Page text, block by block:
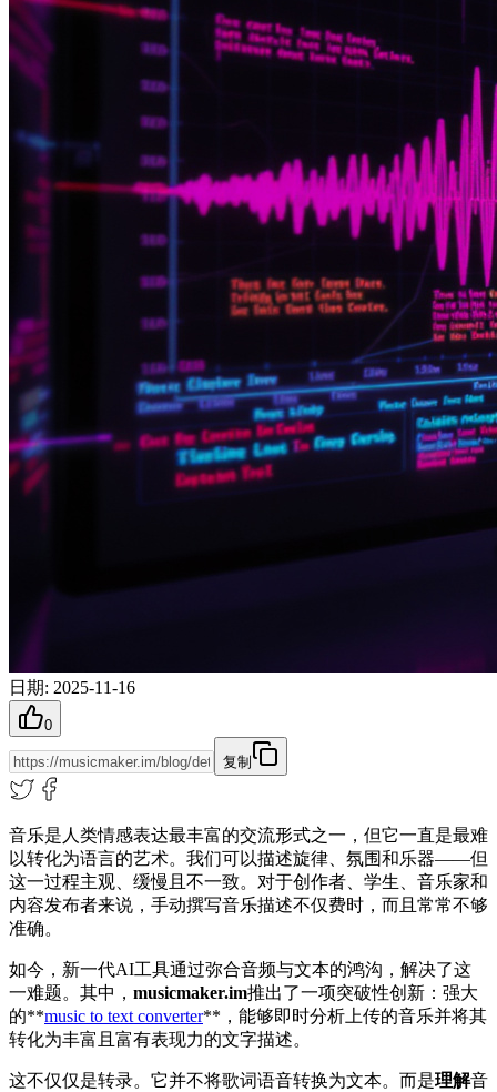
日期: 2025-11-16
0
复制
音乐是人类情感表达最丰富的交流形式之一，但它一直是最难
以转化为语言的艺术。我们可以描述旋律、氛围和乐器——但
这一过程主观、缓慢且不一致。对于创作者、学生、音乐家和
内容发布者来说，手动撰写音乐描述不仅费时，而且常常不够
准确。
如今，新一代AI工具通过弥合音频与文本的鸿沟，解决了这
一难题。其中， musicmaker.im推出了一项突破性创新：强大
的**music to text converter**，能够即时分析上传的音乐并将其
转化为丰富且富有表现力的文字描述。
这不仅仅是转录。它并不将歌词语音转换为文本。而是理解音